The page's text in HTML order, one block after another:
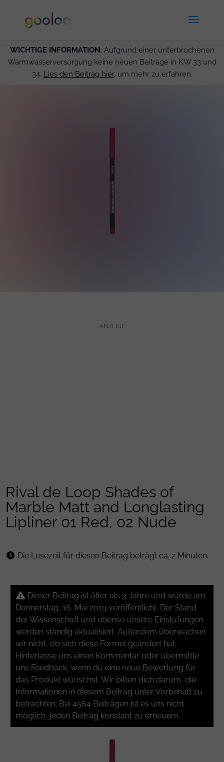
WICHTIGE INFORMATION: Aufgrund einer unterbrochenen
Warmwasserversorgung keine neuen Beiträge in KW 33 und
34. Lies den Beitrag hier, um mehr zu erfahren.
Rival de Loop Shades of
Marble Matt and Longlasting
Lipliner 01 Red, 02 Nude
Die Lesezeit für diesen Beitrag beträgt ca. 2 Minuten.
Dieser Beitrag ist älter als 3 Jahre und wurde am
Donnerstag, 16. Mai 2019 veröffentlicht. Der Stand
der Wissenschaft und ebenso unsere Einstufungen
werden ständig aktualisiert. Außerdem überwachen
wir nicht, ob sich diese Formel geändert hat.
Hinterlasse uns einen Kommentar oder übermittle
uns Feedback, wenn du eine neue Bewertung für
das Produkt wünschst. Wir bitten dich darum, die
Informationen in diesem Beitrag unter Vorbehalt zu
betrachten. Bei 4564 Beiträgen ist es uns nicht
möglich, jeden Beitrag konstant zu erneuern.